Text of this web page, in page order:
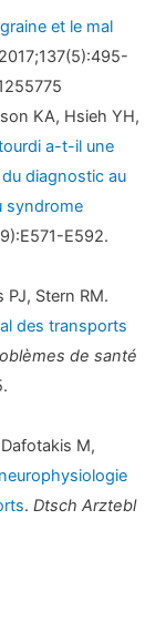
et le mal
2017;137(5):495-
KA, Hsieh YH,
a-t-il une
diagnostic au
syndrome
E592.
PJ, Stern RM.
des transports
de santé
M,
.Dtsch Arztebl